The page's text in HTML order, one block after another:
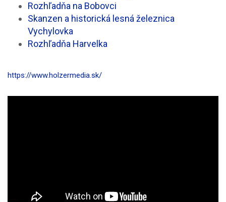
Rozhľadňa na Bobovci
Skanzen a historická lesná železnica
Vychylovka
Rozhľadňa Harvelka
https://www.holzermedia.sk/